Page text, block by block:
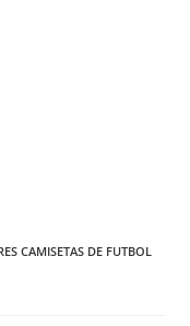
CAMISETAS DE FUTBOL